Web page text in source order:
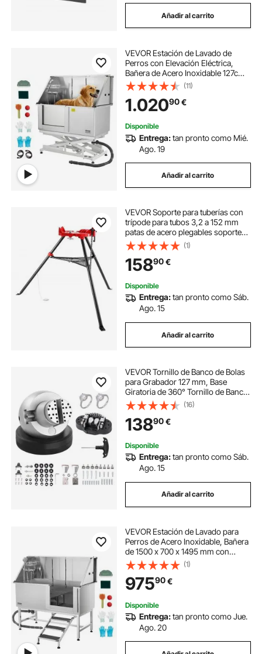
Añadir al carrito
VEVOR Estación de Lavado de
Perros con Elevación Eléctrica,
Bañera de Acero Inoxidable 127cm
con Filtro de Agua de Polietileno,
Grifo y Cabezal de Ducha,
Fregadero para Mascotas, Puerta
Izquierda
(11)
1.02090€
Disponible
Entrega:tan pronto como Mié.
Ago. 19
Añadir al carrito
VEVOR Soporte para tuberías con
trípode para tubos 3,2 a 152 mm
patas de acero plegables soportes
para tubos con bandeja tornillo de
banco con cadena para una
variedad de materiales de tuberías
(1)
15890€
Disponible
Entrega:tan pronto como Sáb.
Ago. 15
Añadir al carrito
VEVOR Tornillo de Banco de Bolas
para Grabador 127 mm, Base
Giratoria de 360° Tornillo de Banco,
Mandíbula Ajustable con 69
Accesorios, Herramienta de Ajuste
de Grabado para Joyería de
Precisión
(16)
13890€
Disponible
Entrega:tan pronto como Sáb.
Ago. 15
Añadir al carrito
VEVOR Estación de Lavado para
Perros de Acero Inoxidable, Bañera
de 1500 x 700 x 1495 mm con
Escalera, Filtro de Agua de
Polietileno, Grifo, Ducha y Jabonera
para Varias Mascotas, Puerta
Derecha
(1)
97590€
Disponible
Entrega:tan pronto como Jue.
Ago. 20